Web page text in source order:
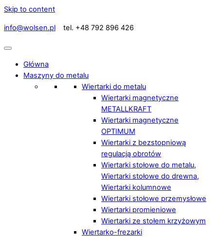
Skip to content
info@wolsen.pl tel. +48 792 896 426
Główna
Maszyny do metalu
Wiertarki do metalu
Wiertarki magnetyczne
METALLKRAFT
Wiertarki magnetyczne
OPTIMUM
Wiertarki z bezstopniową
regulacją obrotów
Wiertarki stołowe do metalu,
Wiertarki stołowe do drewna,
Wiertarki kolumnowe
Wiertarki stołowe przemysłowe
Wiertarki promieniowe
Wiertarki ze stołem krzyżowym
Wiertarko-frezarki